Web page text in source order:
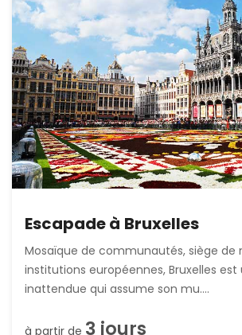
Escapade à Bruxelles
Mosaïque de communautés, siège de
institutions européennes, Bruxelles
inattendue qui assume son mu....
à partir de 3 jours